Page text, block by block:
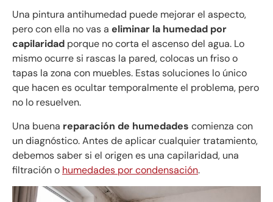
Una pintura antihumedad puede mejorar el aspecto,
pero con ella no vas a eliminar la humedad por
capilaridad porque no corta el ascenso del agua. Lo
mismo ocurre si rascas la pared, colocas un friso o
tapas la zona con muebles. Estas soluciones lo único
que hacen es ocultar temporalmente el problema, pero
no lo resuelven.
Una buena reparación de humedades comienza con
un diagnóstico. Antes de aplicar cualquier tratamiento,
debemos saber si el origen es una capilaridad, una
filtración o humedades por condensación.